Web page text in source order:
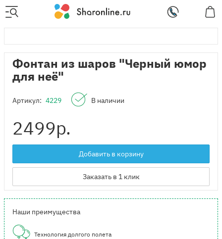
Фонтан из шаров "Черный юмор
для неё"
Артикул: 4229 В наличии
2499р.
Добавить в корзину
Заказать в 1 клик
Наши преимущества
Технология долгого полета